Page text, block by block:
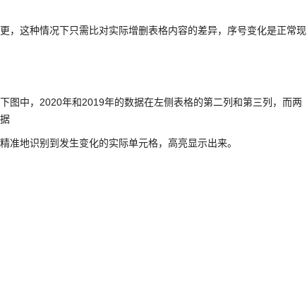
，这种情况下只需比对实际增删表格内容的差异，序号变化是正常现
图中，2020年和2019年的数据在左侧表格的第二列和第三列，而两
地识别到发生变化的实际单元格，高亮显示出来。